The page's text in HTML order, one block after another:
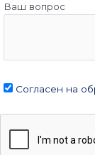
Ваш вопрос
Согласен на